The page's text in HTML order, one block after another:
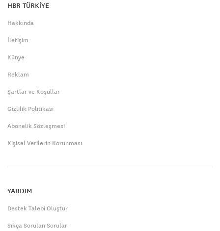
HBR TÜRKİYE
Hakkında
İletişim
Künye
Reklam
Şartlar ve Koşullar
Gizlilik Politikası
Abonelik Sözleşmesi
Kişisel Verilerin Korunması
YARDIM
Destek Talebi Oluştur
Sıkça Sorulan Sorular